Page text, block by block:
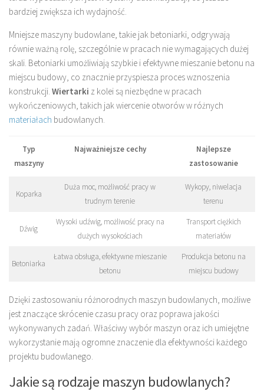
bardziej zwiększa ich wydajność.
Mniejsze maszyny budowlane, takie jak betoniarki, odgrywają
równie ważną rolę, szczególnie w pracach nie wymagających dużej
skali. Betoniarki umożliwiają szybkie i efektywne mieszanie betonu na
miejscu budowy, co znacznie przyspiesza proces wznoszenia
konstrukcji. Wiertarki z kolei są niezbędne w pracach
wykończeniowych, takich jak wiercenie otworów w różnych
materiałach budowlanych.
Typ
maszyny
Najważniejsze cechy
Najlepsze
zastosowanie
Koparka
Duża moc, możliwość pracy w
trudnym terenie
Wykopy, niwelacja
terenu
Dźwig
Wysoki udźwig, możliwość pracy na
dużych wysokościach
Transport ciężkich
materiałów
Betoniarka
Łatwa obsługa, efektywne mieszanie
betonu
Produkcja betonu na
miejscu budowy
Dzięki zastosowaniu różnorodnych maszyn budowlanych, możliwe
jest znaczące skrócenie czasu pracy oraz poprawa jakości
wykonywanych zadań. Właściwy wybór maszyn oraz ich umiejętne
wykorzystanie mają ogromne znaczenie dla efektywności każdego
projektu budowlanego.
Jakie są rodzaje maszyn budowlanych?